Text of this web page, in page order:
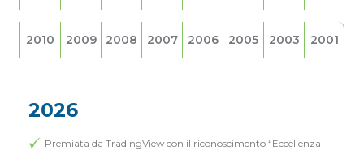
2010 2009 2008 2007 2006 2005 2003 2001
2026
Premiata da TradingView con il riconoscimento “Eccellenza